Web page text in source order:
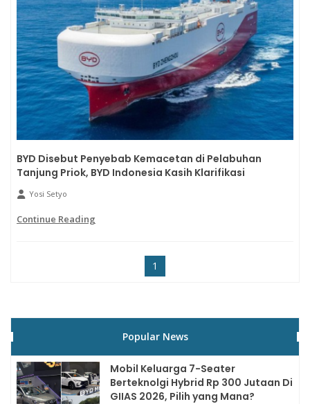
BYD Disebut Penyebab Kemacetan di Pelabuhan
Tanjung Priok, BYD Indonesia Kasih Klarifikasi
Yosi Setyo
Continue Reading
1
Popular News
Mobil Keluarga 7-Seater
Berteknolgi Hybrid Rp 300 Jutaan Di
GIIAS 2026, Pilih yang Mana?